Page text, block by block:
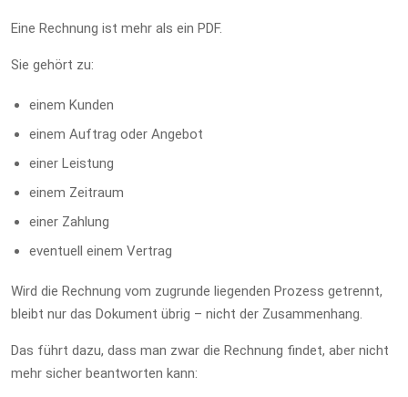
Eine Rechnung ist mehr als ein PDF.
Sie gehört zu:
einem Kunden
einem Auftrag oder Angebot
einer Leistung
einem Zeitraum
einer Zahlung
eventuell einem Vertrag
Wird die Rechnung vom zugrunde liegenden Prozess getrennt,
bleibt nur das Dokument übrig – nicht der Zusammenhang.
Das führt dazu, dass man zwar die Rechnung findet, aber nicht
mehr sicher beantworten kann: